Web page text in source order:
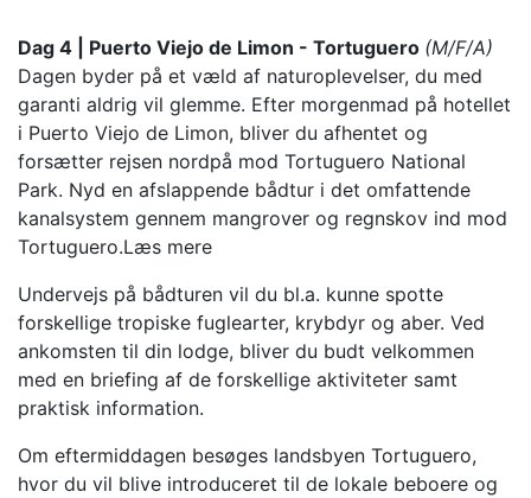
Dag 4 | Puerto Viejo de Limon - Tortuguero (M/F/A)
Dagen byder på et væld af naturoplevelser, du med
garanti aldrig vil glemme. Efter morgenmad på hotellet
i Puerto Viejo de Limon, bliver du afhentet og
forsætter rejsen nordpå mod Tortuguero National
Park. Nyd en afslappende bådtur i det omfattende
kanalsystem gennem mangrover og regnskov ind mod
Tortuguero.Læs mere
Undervejs på bådturen vil du bl.a. kunne spotte
forskellige tropiske fuglearter, krybdyr og aber. Ved
ankomsten til din lodge, bliver du budt velkommen
med en briefing af de forskellige aktiviteter samt
praktisk information.
Om eftermiddagen besøges landsbyen Tortuguero,
hvor du vil blive introduceret til de lokale beboere og